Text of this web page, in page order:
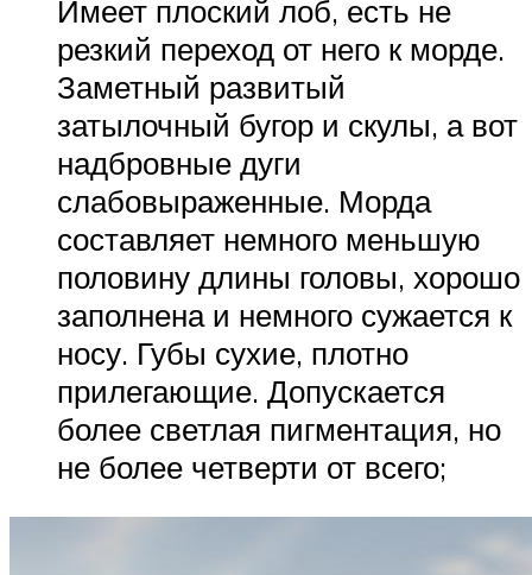
Имеет плоский лоб, есть не
резкий переход от него к морде.
Заметный развитый
затылочный бугор и скулы, а вот
надбровные дуги
слабовыраженные. Морда
составляет немного меньшую
половину длины головы, хорошо
заполнена и немного сужается к
носу. Губы сухие, плотно
прилегающие. Допускается
более светлая пигментация, но
не более четверти от всего;